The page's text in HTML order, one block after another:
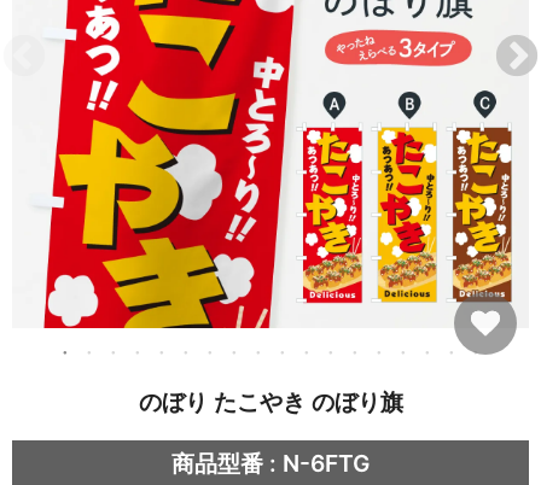
のぼり たこやき のぼり旗
商品型番 : N-6FTG